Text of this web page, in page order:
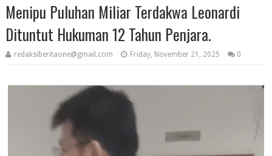
Menipu Puluhan Miliar Terdakwa Leonardi
Dituntut Hukuman 12 Tahun Penjara.
redaksiberitaone@gmail.com Friday, November 21, 2025 0